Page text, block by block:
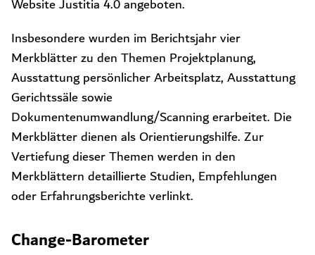
Website Justitia 4.0 angeboten.
Insbesondere wurden im Berichtsjahr vier
Merkblätter zu den Themen Projektplanung,
Ausstattung persönlicher Arbeitsplatz, Ausstattung
Gerichtssäle sowie
Dokumentenumwandlung/Scanning erarbeitet. Die
Merkblätter dienen als Orientierungshilfe. Zur
Vertiefung dieser Themen werden in den
Merkblättern detaillierte Studien, Empfehlungen
oder Erfahrungsberichte verlinkt.
Change-Barometer